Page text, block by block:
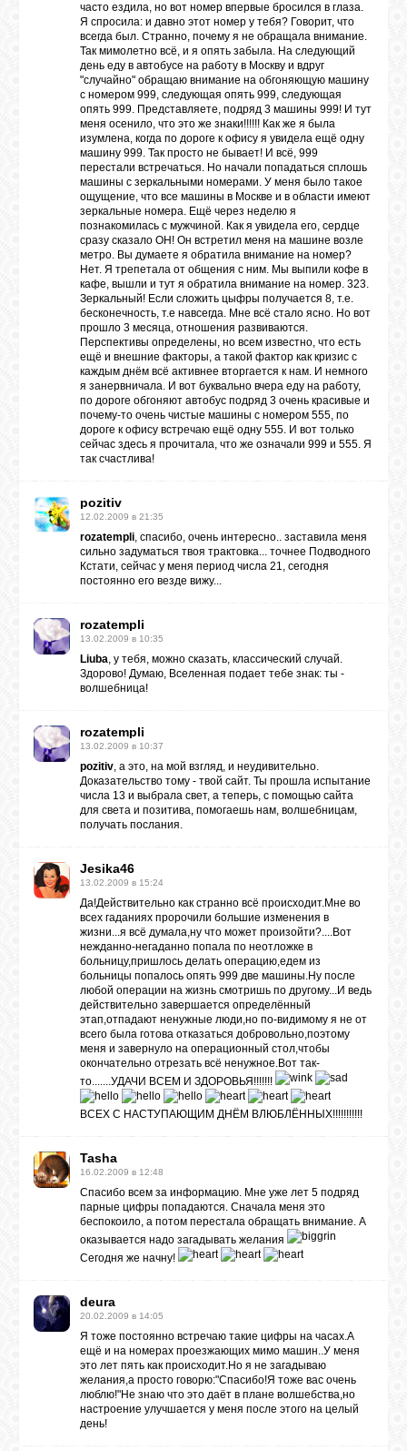
часто ездила, но вот номер впервые бросился в глаза.
Я спросила: и давно этот номер у тебя? Говорит, что
всегда был. Странно, почему я не обращала внимание.
Так мимолетно всё, и я опять забыла. На следующий
день еду в автобусе на работу в Москву и вдруг
"случайно" обращаю внимание на обгоняющую машину
с номером 999, следующая опять 999, следующая
опять 999. Представляете, подряд 3 машины 999! И тут
меня осенило, что это же знаки!!!!!! Как же я была
изумлена, когда по дороге к офису я увидела ещё одну
машину 999. Так просто не бывает! И всё, 999
перестали встречаться. Но начали попадаться сплошь
машины с зеркальными номерами. У меня было такое
ощущение, что все машины в Москве и в области имеют
зеркальные номера. Ещё через неделю я
познакомилась с мужчиной. Как я увидела его, сердце
сразу сказало ОН! Он встретил меня на машине возле
метро. Вы думаете я обратила внимание на номер?
Нет. Я трепетала от общения с ним. Мы выпили кофе в
кафе, вышли и тут я обратила внимание на номер. 323.
Зеркальный! Если сложить цыфры получается 8, т.е.
бесконечность, т.е навсегда. Мне всё стало ясно. Но вот
прошло 3 месяца, отношения развиваются.
Перспективы определены, но всем известно, что есть
ещё и внешние факторы, а такой фактор как кризис с
каждым днём всё активнее вторгается к нам. И немного
я занервничала. И вот буквально вчера еду на работу,
по дороге обгоняют автобус подряд 3 очень красивые и
почему-то очень чистые машины с номером 555, по
дороге к офису встречаю ещё одну 555. И вот только
сейчас здесь я прочитала, что же означали 999 и 555. Я
так счастлива!
pozitiv
12.02.2009 в 21:35
rozatempli, спасибо, очень интересно.. заставила меня
сильно задуматься твоя трактовка... точнее Подводного
Кстати, сейчас у меня период числа 21, сегодня
постоянно его везде вижу...
rozatempli
13.02.2009 в 10:35
Liuba, у тебя, можно сказать, классический случай.
Здорово! Думаю, Вселенная подает тебе знак: ты -
волшебница!
rozatempli
13.02.2009 в 10:37
pozitiv, а это, на мой взгляд, и неудивительно.
Доказательство тому - твой сайт. Ты прошла испытание
числа 13 и выбрала свет, а теперь, с помощью сайта
для света и позитива, помогаешь нам, волшебницам,
получать послания.
Jesika46
13.02.2009 в 15:24
Да!Действительно как странно всё происходит.Мне во
всех гаданиях пророчили большие изменения в
жизни...я всё думала,ну что может произойти?....Вот
нежданно-негаданно попала по неотложке в
больницу,пришлось делать операцию,едем из
больницы попалось опять 999 две машины.Ну после
любой операции на жизнь смотришь по другому...И ведь
действительно завершается определённый
этап,отпадают ненужные люди,но по-видимому я не от
всего была готова отказаться добровольно,поэтому
меня и завернуло на операционный стол,чтобы
окончательно отрезать всё ненужное.Вот так-
то.......УДАЧИ ВСЕМ И ЗДОРОВЬЯ!!!!!!!
ВСЕХ С НАСТУПАЮЩИМ ДНЁМ ВЛЮБЛЁННЫХ!!!!!!!!!!!
Tasha
16.02.2009 в 12:48
Спасибо всем за информацию. Мне уже лет 5 подряд
парные цифры попадаются. Сначала меня это
беспокоило, а потом перестала обращать внимание. А
оказывается надо загадывать желания
Сегодня же начну!
deura
20.02.2009 в 14:05
Я тоже постоянно встречаю такие цифры на часах.А
ещё и на номерах проезжающих мимо машин..У меня
это лет пять как происходит.Но я не загадываю
желания,а просто говорю:"Спасибо!Я тоже вас очень
люблю!"Не знаю что это даёт в плане волшебства,но
настроение улучшается у меня после этого на целый
день!